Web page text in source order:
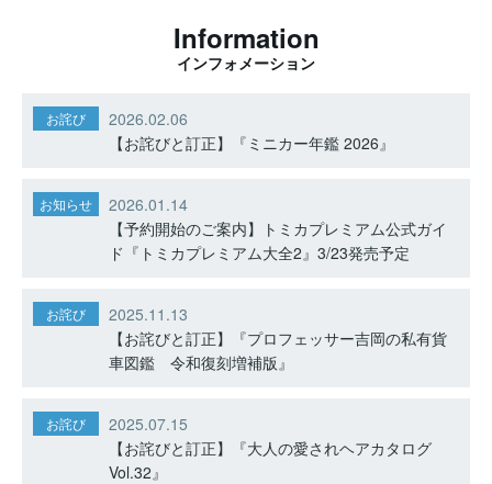
Information
インフォメーション
お詫び
2026.02.06
【お詫びと訂正】『ミニカー年鑑 2026』
お知らせ
2026.01.14
【予約開始のご案内】トミカプレミアム公式ガイ
ド『トミカプレミアム大全2』3/23発売予定
お詫び
2025.11.13
【お詫びと訂正】『プロフェッサー吉岡の私有貨
車図鑑 令和復刻増補版』
お詫び
2025.07.15
【お詫びと訂正】『大人の愛されヘアカタログ
Vol.32』